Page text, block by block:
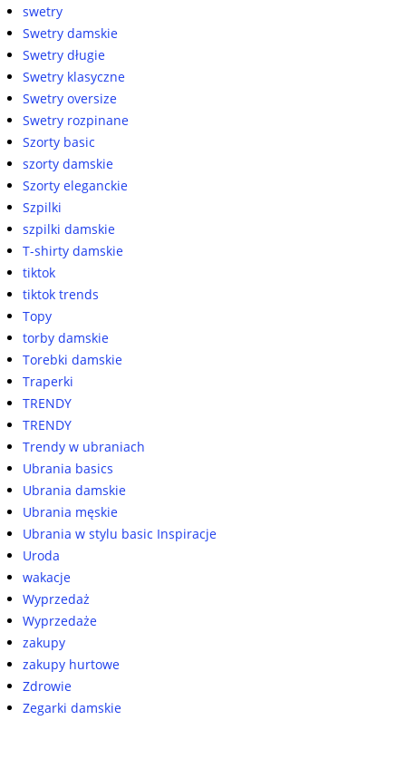
swetry
Swetry damskie
Swetry długie
Swetry klasyczne
Swetry oversize
Swetry rozpinane
Szorty basic
szorty damskie
Szorty eleganckie
Szpilki
szpilki damskie
T-shirty damskie
tiktok
tiktok trends
Topy
torby damskie
Torebki damskie
Traperki
TRENDY
TRENDY
Trendy w ubraniach
Ubrania basics
Ubrania damskie
Ubrania męskie
Ubrania w stylu basic Inspiracje
Uroda
wakacje
Wyprzedaż
Wyprzedaże
zakupy
zakupy hurtowe
Zdrowie
Zegarki damskie